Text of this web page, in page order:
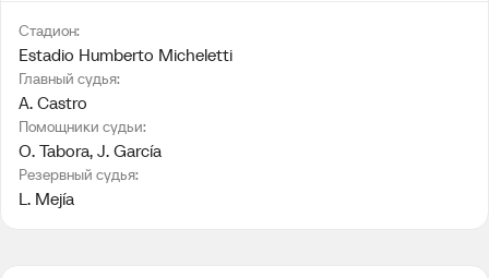
Стадион:
Estadio Humberto Micheletti
Главный судья:
A. Castro
Помощники судьи:
O. Tabora, J. García
Резервный судья:
L. Mejía